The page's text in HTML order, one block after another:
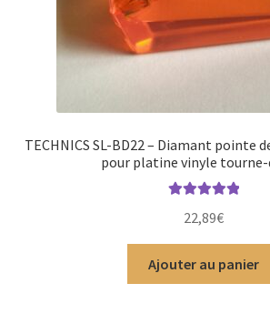
TECHNICS SL-BD22 – Diamant pointe
pour platine vinyle tourne-
5
22,89€
Ajouter au panier